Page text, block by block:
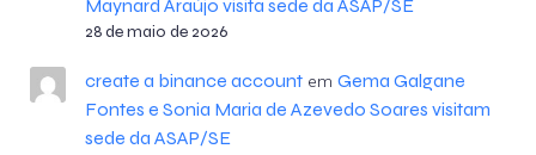
Maynard Araújo visita sede da ASAP/SE
28 de maio de 2026
create a binance accountem Gema Galgane
Fontes e Sonia Maria de Azevedo Soares visitam
sede da ASAP/SE